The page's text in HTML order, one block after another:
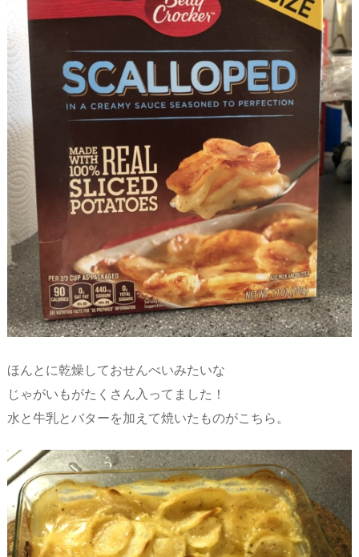
ほんとに乾燥しておせんべいみたいな
じゃがいもがたくさん入ってました！
水と牛乳とバターを加えて焼いたものがこちら。